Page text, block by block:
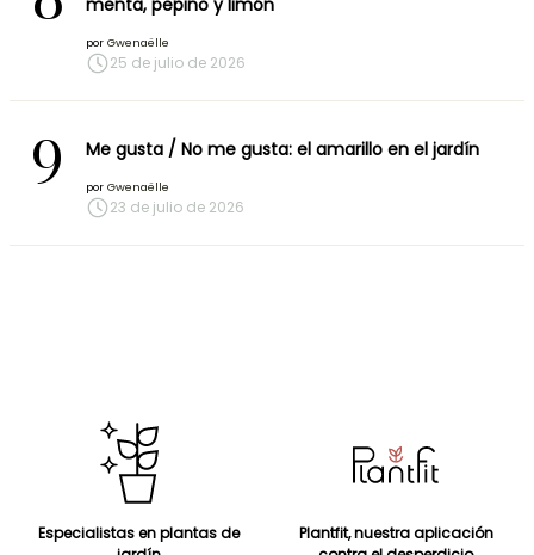
menta, pepino y limón
por Gwenaëlle
25 de julio de 2026
9 Me gusta / No me gusta: el amarillo en el jardín
por Gwenaëlle
23 de julio de 2026
Especialistas en plantas de
Plantfit, nuestra aplicación